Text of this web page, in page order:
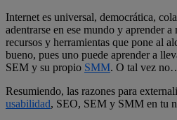
Internet es universal, democrática,
adentrarse en ese mundo y aprender
recursos y herramientas que pone al
bueno, pues uno puede aprender a
SEM y su propio SMM. O tal vez
Resumiendo, las razones para
usabilidad, SEO, SEM y SMM en tu